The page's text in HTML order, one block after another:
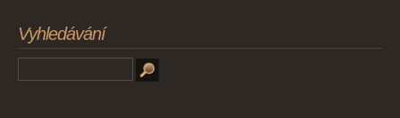
Vyhledávání